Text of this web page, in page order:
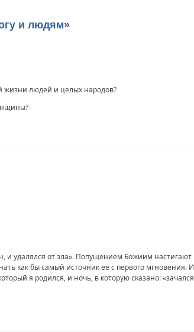
и людям»
жизни людей и целых народов?
и удалялся от зла». Попущением Божиим настигают
как бы самый источник ее с первого мгновения. И
я родился, и ночь, в которую сказано: «зачался